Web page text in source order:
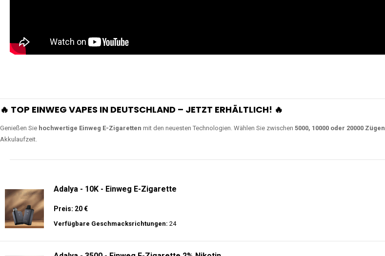
🔥 TOP EINWEG VAPES IN DEUTSCHLAND – JETZT ERHÄLTLICH! 🔥
Genießen Sie hochwertige Einweg E-Zigaretten mit den neuesten Technologien. Wählen Sie zwischen 5000, 10000 oder 20000 Zügen
Akkulaufzeit.
Adalya - 10K - Einweg E-Zigarette
Preis: 20 €
Verfügbare Geschmacksrichtungen: 24